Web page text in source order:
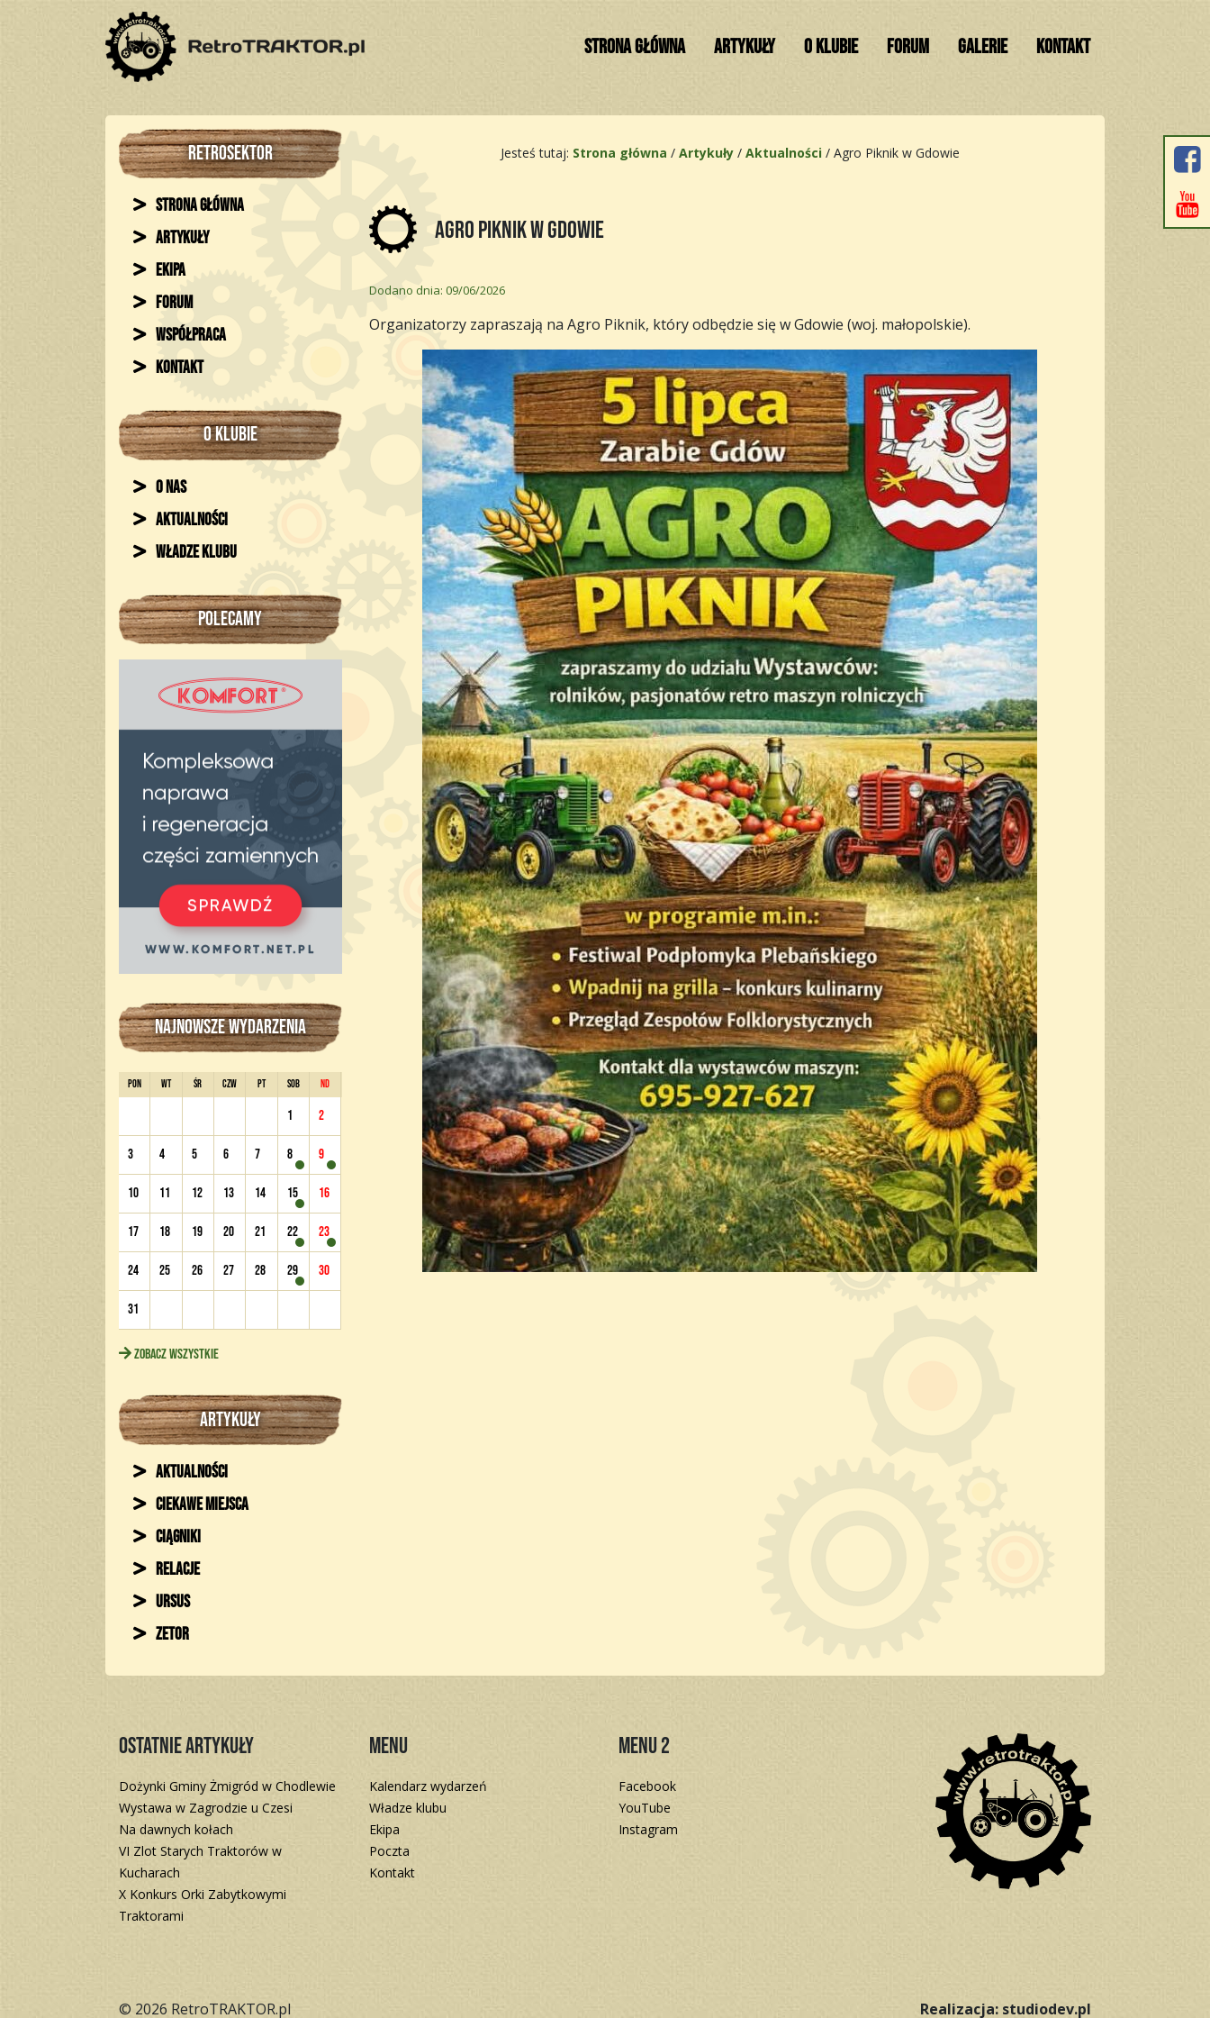
STRONA GŁÓWNA ARTYKUŁY O KLUBIE FORUM GALERIE KONTAKT
RETROSEKTOR
Strona główna
Artykuły
Ekipa
Forum
Współpraca
Kontakt
O KLUBIE
O nas
Aktualności
Władze klubu
POLECAMY
NAJNOWSZE WYDARZENIA
PON WT ŚR CZW PT SOB ND
1 2
3 4 5 6 7 8 9
10 11 12 13 14 15 16
17 18 19 20 21 22 23
24 25 26 27 28 29 30
31
Zobacz wszystkie
ARTYKUŁY
Aktualności
Ciekawe miejsca
Ciągniki
Relacje
Ursus
Zetor
Jesteś tutaj: Strona główna / Artykuły/ Aktualności/ Agro Piknik w Gdowie
Agro Piknik w Gdowie
Dodano dnia: 09/06/2026
Organizatorzy zapraszają na Agro Piknik, który odbędzie się w Gdowie (woj. małopolskie).
Ostatnie artykuły
Dożynki Gminy Żmigród w Chodlewie
Wystawa w Zagrodzie u Czesi
Na dawnych kołach
VI Zlot Starych Traktorów w
Kucharach
X Konkurs Orki Zabytkowymi
Traktorami
Menu
Kalendarz wydarzeń
Władze klubu
Ekipa
Poczta
Kontakt
Menu 2
Facebook
YouTube
Instagram
© 2026 RetroTRAKTOR.pl Realizacja: studiodev.pl